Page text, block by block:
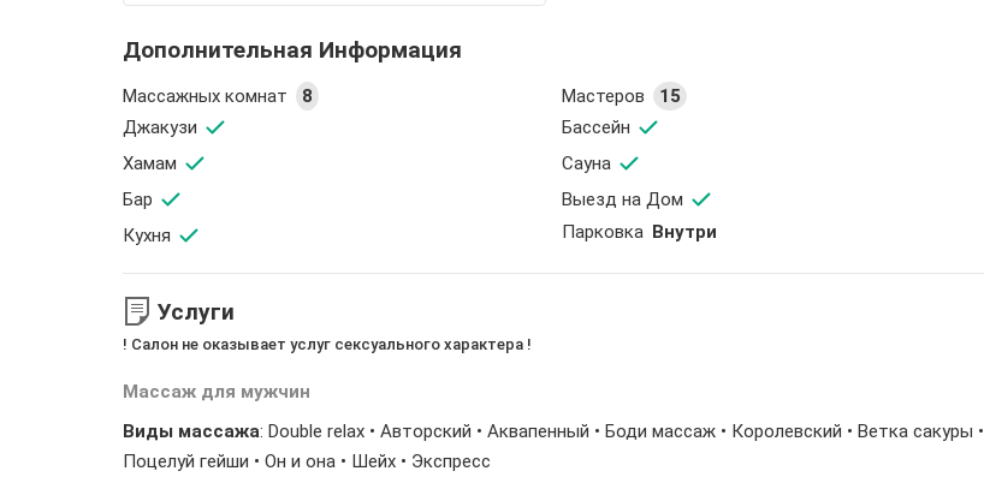
Дополнительная Информация
Массажных комнат 8 Мастеров
15
Джакузи
Бассейн
Хамам
Сауна
Бар
Выезд на Дом
Кухня
Парковка Внутри
Услуги
! Салон не оказывает услуг сексуального характера !
Массаж для мужчин
Виды массажа: Double relax • Авторский • Аквапенный • Боди массаж • Королевский • Ветка сакуры •
Поцелуй гейши • Он и она • Шейх • Экспресс